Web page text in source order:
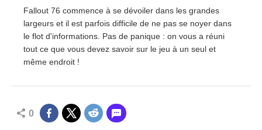
Fallout 76 commence à se dévoiler dans les grandes
largeurs et il est parfois difficile de ne pas se noyer dans
le flot d'informations. Pas de panique : on vous a réuni
tout ce que vous devez savoir sur le jeu à un seul et
même endroit !
0